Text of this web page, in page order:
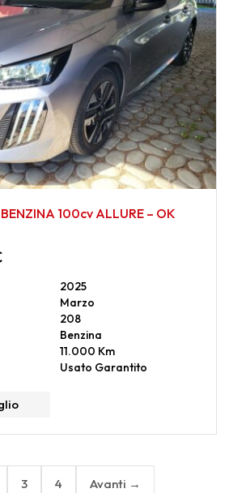
100cv ALLURE – OK
2025
Marzo
208
Benzina
11.000 Km
Usato Garantito
3 4 Avanti →